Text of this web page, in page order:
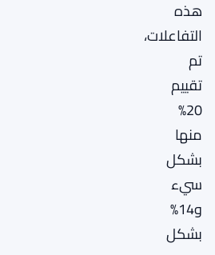
هذه
التفاعلات،
تم
تقييم
20%
منها
بشكل
سيء
و14%
بشكل